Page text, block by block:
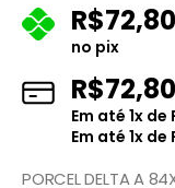
R$72,80
no pix
R$72,80
Em até 1x de
Em até 1x de
PORCEL DELTA A